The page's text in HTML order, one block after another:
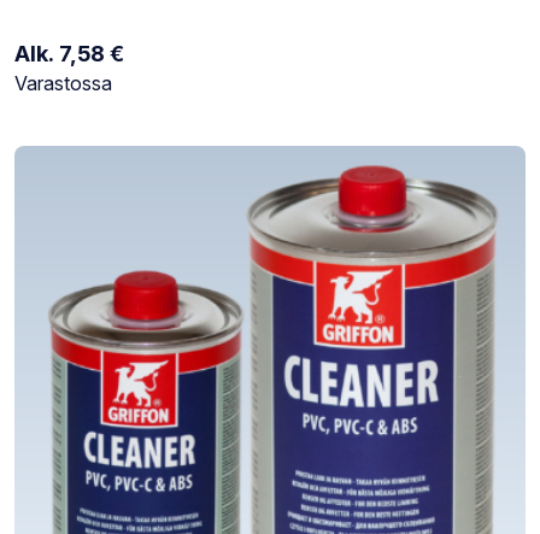
Alk. 7,58 €
Varastotilanne:
Varastossa